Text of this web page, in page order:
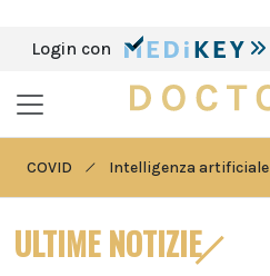
Login con
COVID Intelligenza artificiale
ULTIME NOTIZIE